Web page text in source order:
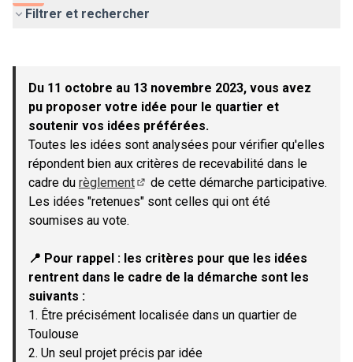
Filtrer et rechercher
−
Du 11 octobre au 13 novembre 2023, vous avez
pu proposer votre idée pour le quartier et
soutenir vos idées préférées.
Toutes les idées sont analysées pour vérifier qu'elles
répondent bien aux critères de recevabilité dans le
cadre du règlement
(Lien externe)
de cette démarche participative.
Les idées "retenues" sont celles qui ont été
soumises au vote.
📍 Pour rappel : les critères pour que les idées
rentrent dans le cadre de la démarche sont les
suivants :
1. Être précisément localisée dans un quartier de
Toulouse
2. Un seul projet précis par idée